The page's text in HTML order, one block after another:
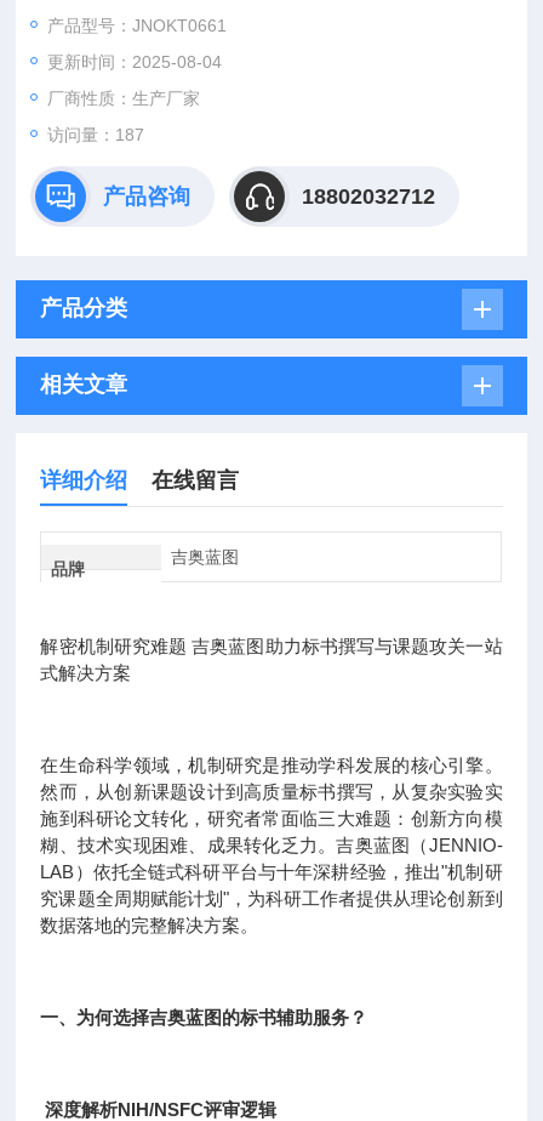
困难、成果转化乏力。吉奥蓝图（JENNIO-LAB）依托全链式科
研平台与十年深耕经验，推出"机制研究课题全周期赋能计划"，
为科研工作者提供从理论创新到数据落地的完整解决方案。
产品型号：JNOKT0661
更新时间：2025-08-04
厂商性质：生产厂家
访问量：187
产品咨询 18802032712
产品分类
相关文章
详细介绍 在线留言
品牌
吉奥蓝图
解密机制研究难题 吉奥蓝图助力标书撰写与课题攻关一站
式解决方案
在生命科学领域，机制研究是推动学科发展的核心引擎。
然而，从创新课题设计到高质量标书撰写，从复杂实验实
施到科研论文转化，研究者常面临三大难题：创新方向模
糊、技术实现困难、成果转化乏力。吉奥蓝图（JENNIO-
LAB）依托全链式科研平台与十年深耕经验，推出"机制研
究课题全周期赋能计划"，为科研工作者提供从理论创新到
数据落地的完整解决方案。
一、为何选择吉奥蓝图的标书辅助服务？
深度解析NIH/NSFC评审逻辑